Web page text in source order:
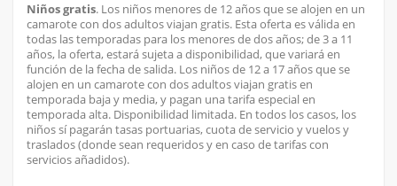
Niños gratis. Los niños menores de 12 años que se alojen en un
camarote con dos adultos viajan gratis. Esta oferta es válida en
todas las temporadas para los menores de dos años; de 3 a 11
años, la oferta, estará sujeta a disponibilidad, que variará en
función de la fecha de salida. Los niños de 12 a 17 años que se
alojen en un camarote con dos adultos viajan gratis en
temporada baja y media, y pagan una tarifa especial en
temporada alta. Disponibilidad limitada. En todos los casos, los
niños sí pagarán tasas portuarias, cuota de servicio y vuelos y
traslados (donde sean requeridos y en caso de tarifas con
servicios añadidos).